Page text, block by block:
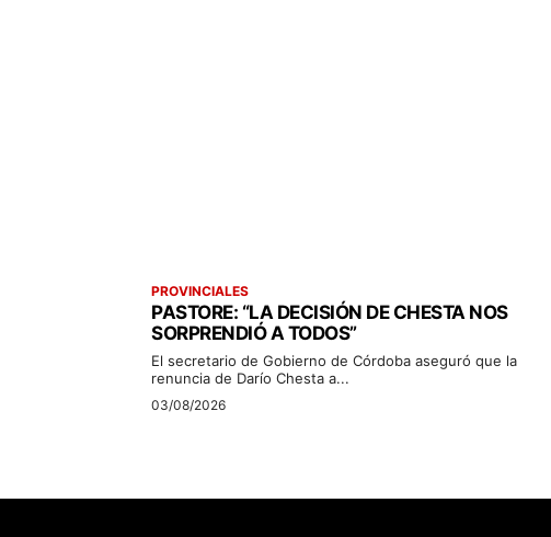
PROVINCIALES
PASTORE: “LA DECISIÓN DE CHESTA NOS
SORPRENDIÓ A TODOS”
El secretario de Gobierno de Córdoba aseguró que la
renuncia de Darío Chesta a...
03/08/2026